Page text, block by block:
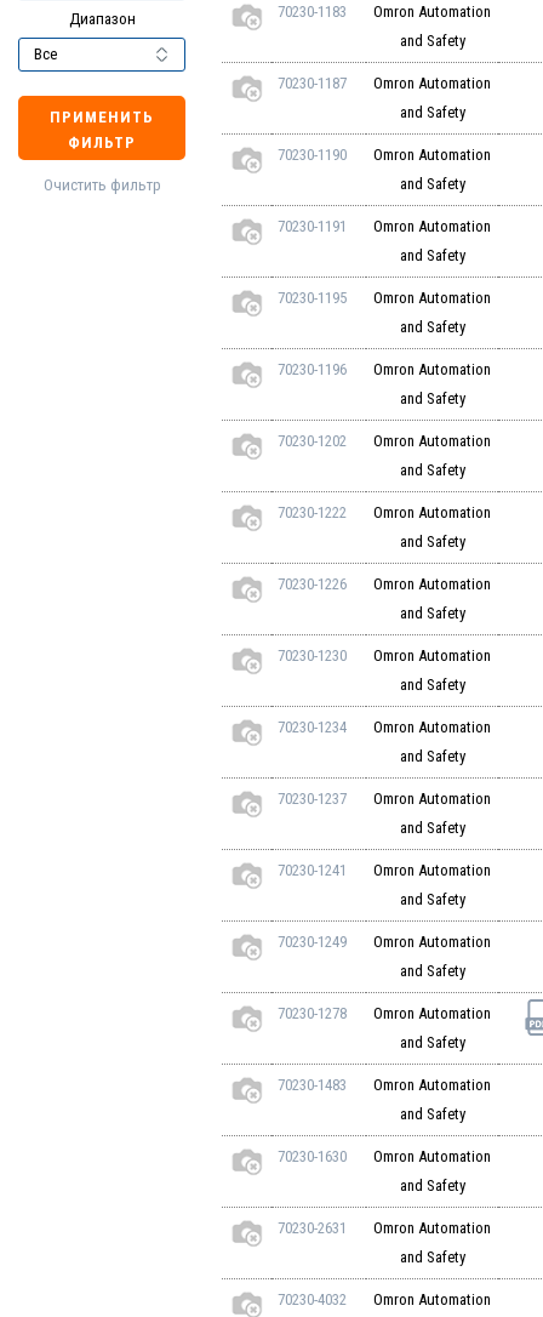
Диапазон
ПРИМЕНИТЬ
ФИЛЬТР
Очистить фильтр
70230-1183
Omron Automation
and Safety
70230-1187
Omron Automation
and Safety
70230-1190
Omron Automation
and Safety
70230-1191
Omron Automation
and Safety
70230-1195
Omron Automation
and Safety
70230-1196
Omron Automation
and Safety
70230-1202
Omron Automation
and Safety
70230-1222
Omron Automation
and Safety
70230-1226
Omron Automation
and Safety
70230-1230
Omron Automation
and Safety
70230-1234
Omron Automation
and Safety
70230-1237
Omron Automation
and Safety
70230-1241
Omron Automation
and Safety
70230-1249
Omron Automation
and Safety
70230-1278
Omron Automation
and Safety
70230-1483
Omron Automation
and Safety
70230-1630
Omron Automation
and Safety
70230-2631
Omron Automation
and Safety
70230-4032
Omron Automation